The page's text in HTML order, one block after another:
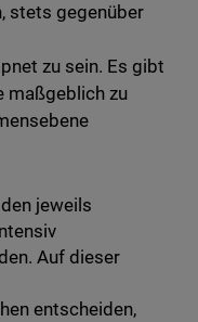
stets gegenüber
zu sein. Es gibt
maßgeblich zu
jeweils
Auf dieser
entscheiden,